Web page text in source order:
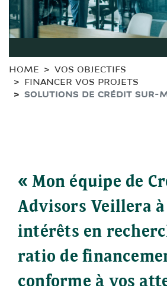
HOME
VOS OBJECTIFS
FINANCER VOS PROJETS
SOLUTIONS DE CRÉDIT SUR-
« Mon équipe de
Advisors Veillera à
intérêts en
ratio de
conforme à vos